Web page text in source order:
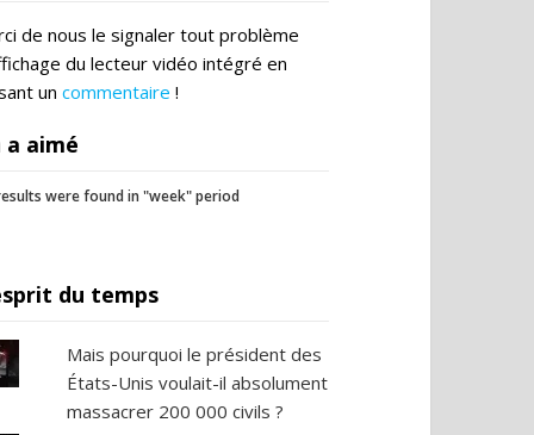
de nous le signaler tout problème
du lecteur vidéo intégré en
un commentaire !
a aimé
were found in "week" period
du temps
Mais pourquoi le président des
États-Unis voulait-il absolument
massacrer 200 000 civils ?